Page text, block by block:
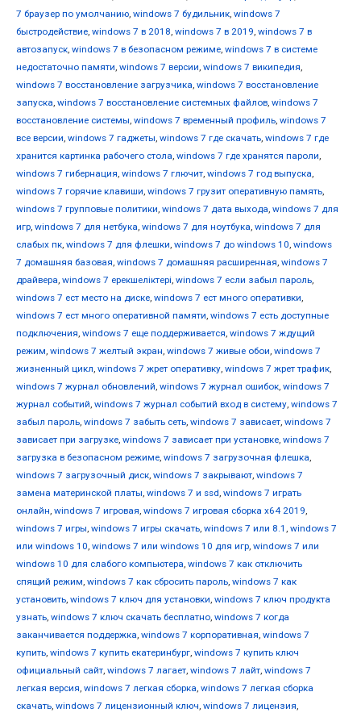
7 браузер по умолчанию, windows 7 будильник, windows 7
быстродействие, windows 7 в 2018, windows 7 в 2019, windows 7 в
автозапуск, windows 7 в безопасном режиме, windows 7 в системе
недостаточно памяти, windows 7 версии, windows 7 википедия,
windows 7 восстановление загрузчика, windows 7 восстановление
запуска, windows 7 восстановление системных файлов, windows 7
восстановление системы, windows 7 временный профиль, windows 7
все версии, windows 7 гаджеты, windows 7 где скачать, windows 7 где
хранится картинка рабочего стола, windows 7 где хранятся пароли,
windows 7 гибернация, windows 7 глючит, windows 7 год выпуска,
windows 7 горячие клавиши, windows 7 грузит оперативную память,
windows 7 групповые политики, windows 7 дата выхода, windows 7 для
игр, windows 7 для нетбука, windows 7 для ноутбука, windows 7 для
слабых пк, windows 7 для флешки, windows 7 до windows 10, windows
7 домашняя базовая, windows 7 домашняя расширенная, windows 7
драйвера, windows 7 ерекшеліктері, windows 7 если забыл пароль,
windows 7 ест место на диске, windows 7 ест много оперативки,
windows 7 ест много оперативной памяти, windows 7 есть доступные
подключения, windows 7 еще поддерживается, windows 7 ждущий
режим, windows 7 желтый экран, windows 7 живые обои, windows 7
жизненный цикл, windows 7 жрет оперативку, windows 7 жрет трафик,
windows 7 журнал обновлений, windows 7 журнал ошибок, windows 7
журнал событий, windows 7 журнал событий вход в систему, windows 7
забыл пароль, windows 7 забыть сеть, windows 7 зависает, windows 7
зависает при загрузке, windows 7 зависает при установке, windows 7
загрузка в безопасном режиме, windows 7 загрузочная флешка,
windows 7 загрузочный диск, windows 7 закрывают, windows 7
замена материнской платы, windows 7 и ssd, windows 7 играть
онлайн, windows 7 игровая, windows 7 игровая сборка x64 2019,
windows 7 игры, windows 7 игры скачать, windows 7 или 8.1 , windows 7
или windows 10, windows 7 или windows 10 для игр, windows 7 или
windows 10 для слабого компьютера, windows 7 как отключить
спящий режим, windows 7 как сбросить пароль, windows 7 как
установить, windows 7 ключ для установки, windows 7 ключ продукта
узнать, windows 7 ключ скачать бесплатно, windows 7 когда
заканчивается поддержка, windows 7 корпоративная, windows 7
купить, windows 7 купить екатеринбург, windows 7 купить ключ
официальный сайт, windows 7 лагает, windows 7 лайт, windows 7
легкая версия, windows 7 легкая сборка, windows 7 легкая сборка
скачать, windows 7 лицензионный ключ, windows 7 лицензия,